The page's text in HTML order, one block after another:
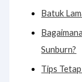
Batuk
Sunburn?
Tips